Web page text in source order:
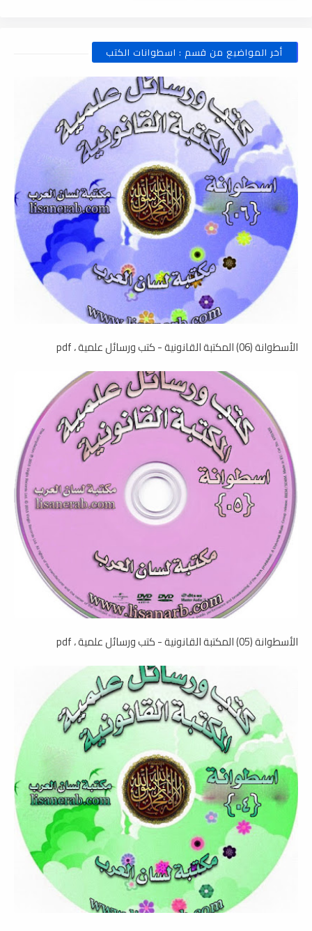
أخر المواضيع من قسم : اسطوانات الكتب
الأسطوانة (06) المكتبة القانونية - كتب ورسائل علمية ، pdf
الأسطوانة (05) المكتبة القانونية - كتب ورسائل علمية ، pdf